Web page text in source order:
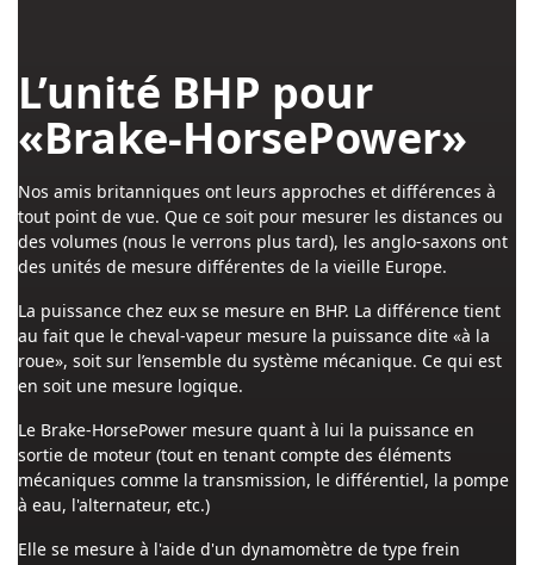
L’unité BHP pour
«Brake-HorsePower»
Nos amis britanniques ont leurs approches et différences à
tout point de vue. Que ce soit pour mesurer les distances ou
des volumes (nous le verrons plus tard), les anglo-saxons ont
des unités de mesure différentes de la vieille Europe.
La puissance chez eux se mesure en BHP. La différence tient
au fait que le cheval-vapeur mesure la puissance dite «à la
roue», soit sur l’ensemble du système mécanique. Ce qui est
en soit une mesure logique.
Le Brake-HorsePower mesure quant à lui la puissance en
sortie de moteur (tout en tenant compte des éléments
mécaniques comme la transmission, le différentiel, la pompe
à eau, l'alternateur, etc.)
Elle se mesure à l'aide d'un dynamomètre de type frein